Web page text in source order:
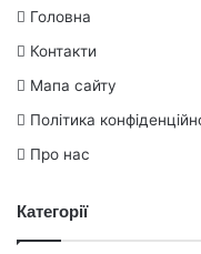
Головна
Контакти
Мапа сайту
Політика
Про нас
Категорії